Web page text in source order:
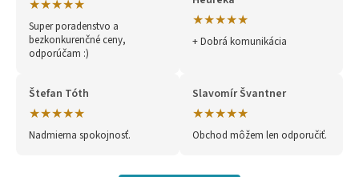
★★★★★
Super poradenstvo a
bezkonkurenčné ceny,
odporúčam :)
★★★★★
+ Dobrá komunikácia
Štefan Tóth
★★★★★
Nadmierna spokojnosť.
Slavomír Švantner
★★★★★
Obchod môžem len odporučiť.